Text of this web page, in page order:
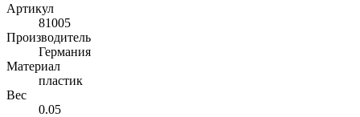
Артикул
81005
Производитель
Германия
Материал
пластик
Вес
0.05